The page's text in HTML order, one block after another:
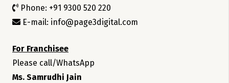
Phone: +91 9300 520 220
E-mail: info@page3digital.com
For Franchisee
Please call/WhatsApp
Ms. Samrudhi Jain